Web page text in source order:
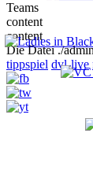
Teams
content
content
Die Datei ./
tippspiel dvl-live